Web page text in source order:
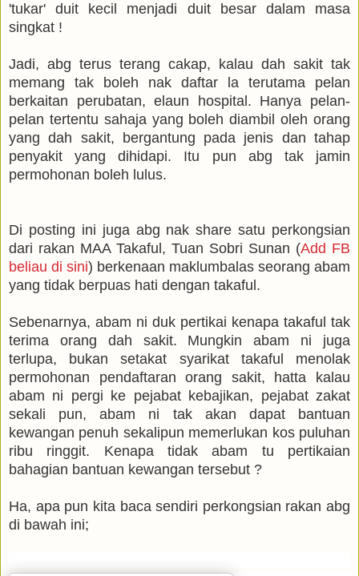
'tukar' duit kecil menjadi duit besar dalam masa
singkat !
Jadi, abg terus terang cakap, kalau dah sakit tak
memang tak boleh nak daftar la terutama pelan
berkaitan perubatan, elaun hospital. Hanya pelan-
pelan tertentu sahaja yang boleh diambil oleh orang
yang dah sakit, bergantung pada jenis dan tahap
penyakit yang dihidapi. Itu pun abg tak jamin
permohonan boleh lulus.
Di posting ini juga abg nak share satu perkongsian
dari rakan MAA Takaful, Tuan Sobri Sunan (Add FB
beliau di sini) berkenaan maklumbalas seorang abam
yang tidak berpuas hati dengan takaful.
Sebenarnya, abam ni duk pertikai kenapa takaful tak
terima orang dah sakit. Mungkin abam ni juga
terlupa, bukan setakat syarikat takaful menolak
permohonan pendaftaran orang sakit, hatta kalau
abam ni pergi ke pejabat kebajikan, pejabat zakat
sekali pun, abam ni tak akan dapat bantuan
kewangan penuh sekalipun memerlukan kos puluhan
ribu ringgit. Kenapa tidak abam tu pertikaian
bahagian bantuan kewangan tersebut ?
Ha, apa pun kita baca sendiri perkongsian rakan abg
di bawah ini;